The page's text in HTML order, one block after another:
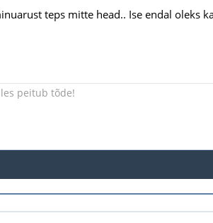
teps mitte head.. Ise endal oleks
peitub tõde!